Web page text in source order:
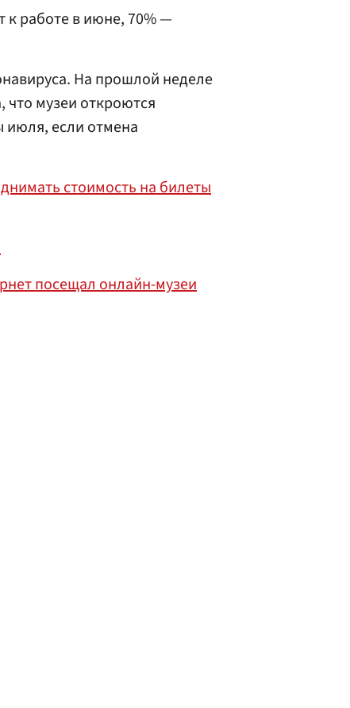
к работе в июне, 70% —
На прошлой неделе
что музеи откроются
июля, если отмена
стоимость на билеты
посещал онлайн-музеи